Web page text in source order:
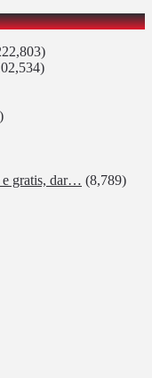
e gratis, dar… (8,789)